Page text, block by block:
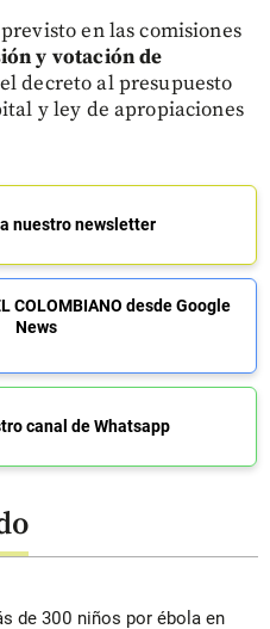
en las comisiones
y votación de
decreto al presupuesto
y ley de apropiaciones
nuestro newsletter
COLOMBIANO desde Google
News
canal de Whatsapp
de 300 niños por ébola en